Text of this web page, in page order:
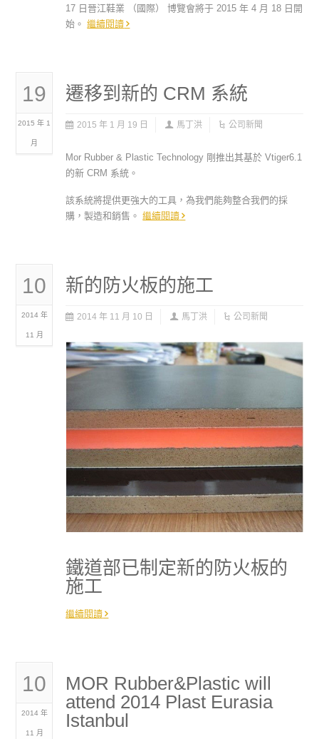
17 日晉江鞋業 （國際） 博覽會將于 2015 年 4 月 18 日開
始。繼續閱讀
19
2015 年 1
月
遷移到新的 CRM 系統
2015 年 1 月 19 日 馬丁洪 公司新聞
Mor Rubber & Plastic Technology 剛推出其基於 Vtiger6.1
的新 CRM 系統。
該系統將提供更強大的工具，為我們能夠整合我們的採
購，製造和銷售。繼續閱讀
10
2014 年
11 月
新的防火板的施工
2014 年 11 月 10 日 馬丁洪 公司新聞
鐵道部已制定新的防火板的
施工
繼續閱讀
10
2014 年
11 月
MOR Rubber&Plastic will
attend 2014 Plast Eurasia
Istanbul